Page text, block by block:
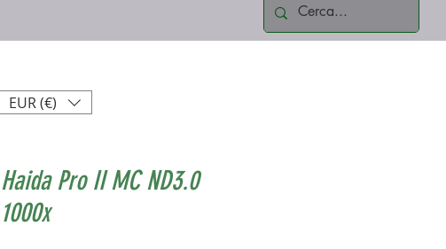
Haida Pro II MC ND3.0
1000x
EUR (€)